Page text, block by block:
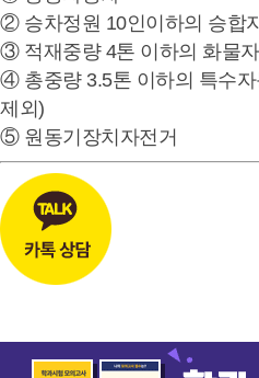
② 승차정원 10인이하의 승합
③ 적재중량 4톤 이하의 화물
④ 총중량 3.5톤 이하의 특수
제외)
⑤ 원동기장치자전거